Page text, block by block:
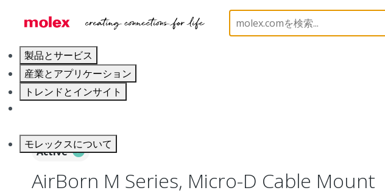
製品とサービス
産業とアプリケーション
トレンドとインサイト
モレックスについて
Micro-D, Metal, Cable Mount Plug
Active
AirBorn M Series, Micro-D Cable Mount